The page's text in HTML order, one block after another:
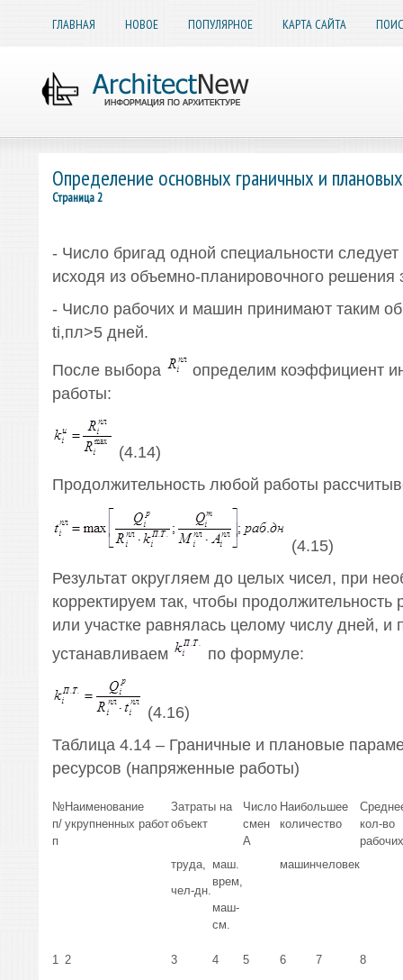
ГЛАВНАЯ НОВОЕ ПОПУЛЯРНОЕ КАРТА САЙТА
Определение основных граничных и
Страница 2
- Число бригад одной специальности
исходя из объемно-планировочного решения
- Число рабочих и машин принимают таким
ti,пл>5 дней.
После выбора
определим коэффициент
работы:
(4.14)
Продолжительность любой работы
(4.15)
Результат округляем до целых чисел, при
корректируем так, чтобы продолжительность
или участке равнялась целому числу дней, и
устанавливаем
по формуле:
(4.16)
Таблица 4.14 – Граничные и плановые
ресурсов (напряженные работы)
№
п/
п
Наименование
укрупненных работ
Затраты на
объект
Число
смен
A
Наибольшее
количество
кол-во
рабочих
труда,
чел-дн.
маш.
врем,
маш-
см.
машинчеловек
1 2 3 4 5 6 7 8